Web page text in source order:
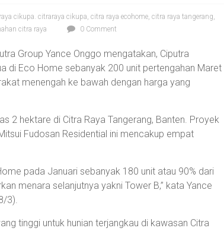
cikupa. citraraya cikupa, citra raya ecohome, citra raya tangerang,
citra raya 0 Comment
Group Yance Onggo mengatakan, Ciputra
di Eco Home sebanyak 200 unit pertengahan Maret
menengah ke bawah dengan harga yang
2 hektare di Citra Raya Tangerang, Banten. Proyek
Fudosan Residential ini mencakup empat
pada Januari sebanyak 180 unit atau 90% dari
menara selanjutnya yakni Tower B,” kata Yance
3).
tinggi untuk hunian terjangkau di kawasan Citra